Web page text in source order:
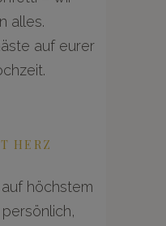
alles.
auf eurer
HERZ
höchstem